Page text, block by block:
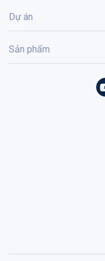
Dự án
Sản phẩm